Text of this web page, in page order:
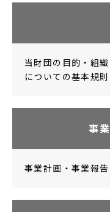
当財団の目的・組
についての基本規則
事
事業計画・事業報